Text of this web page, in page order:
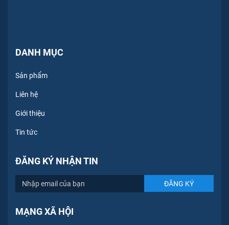
DANH MỤC
Sản phẩm
Liên hệ
Giới thiệu
Tin tức
ĐĂNG KÝ NHẬN TIN
MẠNG XÃ HỘI